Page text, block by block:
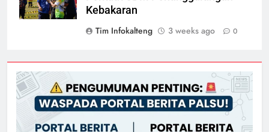
Kebakaran
Tim Infokalteng
3 weeks ago 0